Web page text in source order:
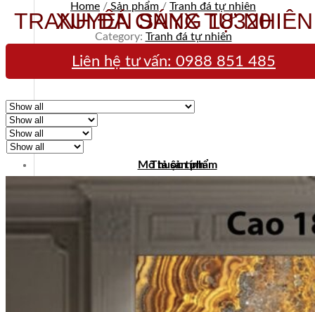
Home / Sản phẩm / Tranh đá tự nhiên
TRANH ĐÁ ONYX TỰ NHIÊN XUYÊN SÁNG 18320
Category: Tranh đá tự nhiên
Liên hệ tư vấn: 0988 851 485
Mô tả sản phẩm
Thuộc tính